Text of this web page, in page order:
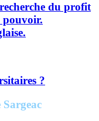
du profit
pouvoir.
?